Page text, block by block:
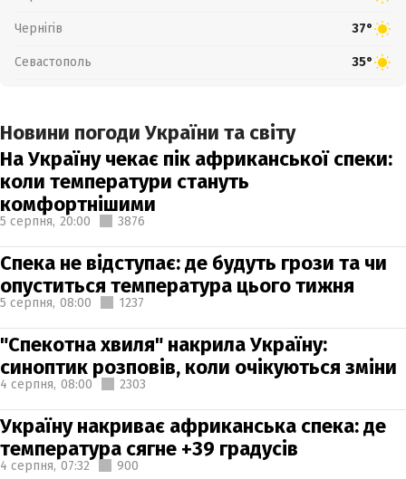
Чернігів 37°
Севастополь 35°
Новини погоди України та світу
На Україну чекає пік африканської спеки:
коли температури стануть
комфортнішими
5 серпня, 20:00 3876
Спека не відступає: де будуть грози та чи
опуститься температура цього тижня
5 серпня, 08:00 1237
"Спекотна хвиля" накрила Україну:
синоптик розповів, коли очікуються зміни
4 серпня, 08:00 2303
Україну накриває африканська спека: де
температура сягне +39 градусів
4 серпня, 07:32 900